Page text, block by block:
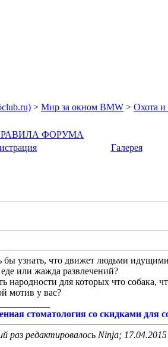
> Мир за окном BMW > Охота и
ФОРУМА
Галерея
бы узнать, что движет людьми
или жажда развлечений?
народности для которых что собака,
мотив у вас?
стоматология со скидками для
раз редактировалось Ninja; 17.04.2015